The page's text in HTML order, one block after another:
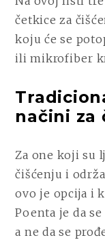
četkice za
koju će se
ili mikrofiber
načini za
Za one koji su
čišćenju i
ovo je opcija i
Poenta je da
a ne da se